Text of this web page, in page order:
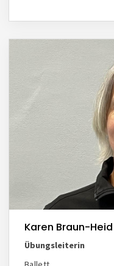
Karen Braun-Heid
Übungsleiterin